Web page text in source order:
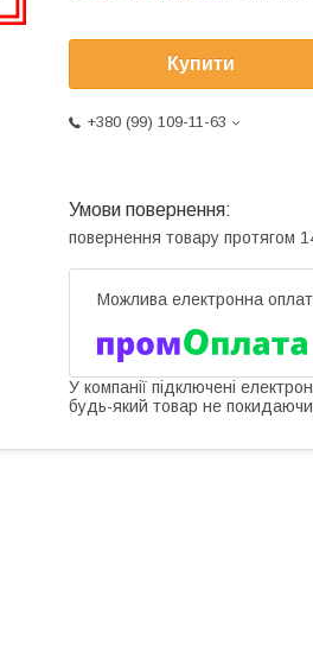
Купити
+380 (99) 109-11-63
повернення товару протягом
У компанії підключені
будь-який товар не